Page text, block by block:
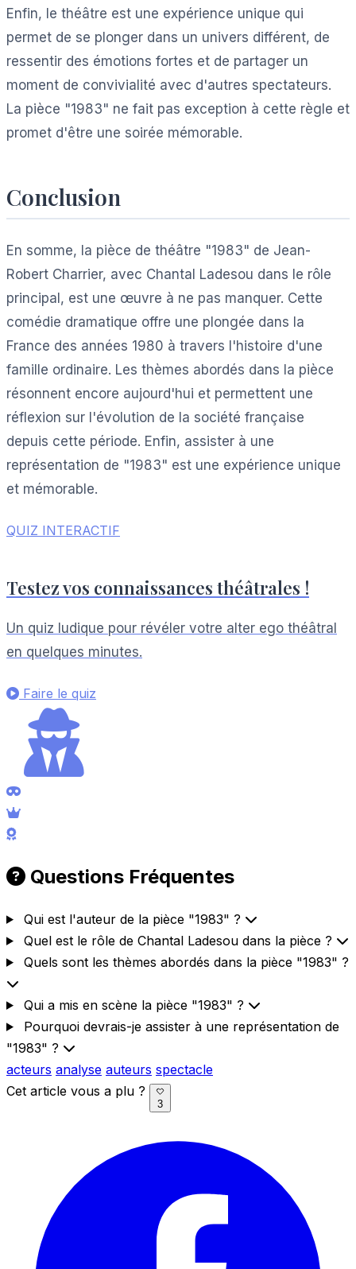
Enfin, le théâtre est une expérience unique qui
permet de se plonger dans un univers différent, de
ressentir des émotions fortes et de partager un
moment de convivialité avec d'autres spectateurs.
La pièce "1983" ne fait pas exception à cette règle et
promet d'être une soirée mémorable.
Conclusion
En somme, la pièce de théâtre "1983" de Jean-
Robert Charrier, avec Chantal Ladesou dans le rôle
principal, est une œuvre à ne pas manquer. Cette
comédie dramatique offre une plongée dans la
France des années 1980 à travers l'histoire d'une
famille ordinaire. Les thèmes abordés dans la pièce
résonnent encore aujourd'hui et permettent une
réflexion sur l'évolution de la société française
depuis cette période. Enfin, assister à une
représentation de "1983" est une expérience unique
et mémorable.
QUIZ INTERACTIF
Testez vos connaissances théâtrales !
Un quiz ludique pour révéler votre alter ego théâtral
en quelques minutes.
Faire le quiz
Questions Fréquentes
Qui est l'auteur de la pièce "1983" ?
Quel est le rôle de Chantal Ladesou dans la pièce ?
Quels sont les thèmes abordés dans la pièce "1983" ?
Qui a mis en scène la pièce "1983" ?
Pourquoi devrais-je assister à une représentation de
"1983" ?
acteurs analyse auteurs spectacle
Cet article vous a plu ?
3